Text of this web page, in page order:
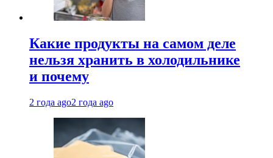
Какие продукты на самом деле
нельзя хранить в холодильнике
и почему
2 года ago2 года ago